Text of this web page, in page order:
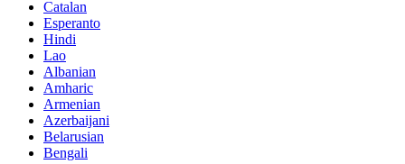
Catalan
Esperanto
Hindi
Lao
Albanian
Amharic
Armenian
Azerbaijani
Belarusian
Bengali